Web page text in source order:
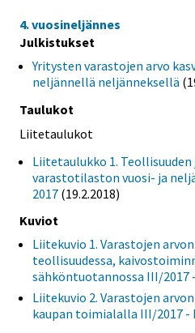
4. vuosineljännes
Julkistukset
Yritysten varastojen arvo
neljännellä neljänneksellä
Taulukot
Liitetaulukot
Liitetaulukko 1. Teollisuuden
varastotilaston vuosi- ja
2017 (19.2.2018)
Kuviot
Liitekuvio 1. Varastojen
teollisuudessa,
sähköntuotannossa III/2017
Liitekuvio 2. Varastojen
kaupan toimialalla III/2017 -